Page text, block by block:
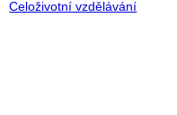
Celoživotní vzdělávání